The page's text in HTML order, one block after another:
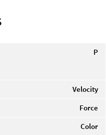
P
Velocity
Force
Color